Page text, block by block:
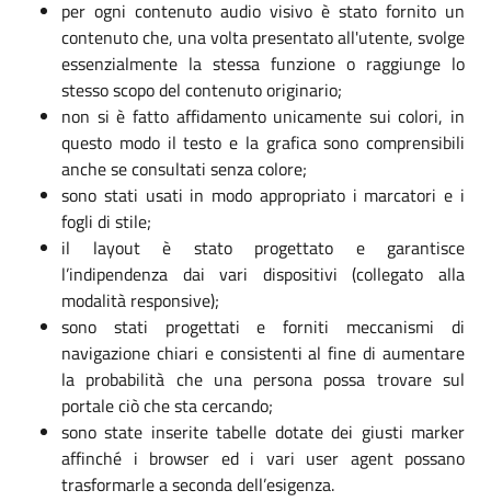
per ogni contenuto audio visivo è stato fornito un
contenuto che, una volta presentato all'utente, svolge
essenzialmente la stessa funzione o raggiunge lo
stesso scopo del contenuto originario;
non si è fatto affidamento unicamente sui colori, in
questo modo il testo e la grafica sono comprensibili
anche se consultati senza colore;
sono stati usati in modo appropriato i marcatori e i
fogli di stile;
il layout è stato progettato e garantisce
l’indipendenza dai vari dispositivi (collegato alla
modalità responsive);
sono stati progettati e forniti meccanismi di
navigazione chiari e consistenti al fine di aumentare
la probabilità che una persona possa trovare sul
portale ciò che sta cercando;
sono state inserite tabelle dotate dei giusti marker
affinché i browser ed i vari user agent possano
trasformarle a seconda dell’esigenza.